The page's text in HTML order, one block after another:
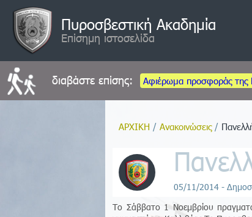
Πυροσβεστική Ακαδημία
Επίσημη ιστοσελίδα
διαβάστε επίσης: Αφιέρωμα προσφοράς
ΑΡΧΙΚΗ / Ανακοινώσεις/
05/11/2014 -
Το Σάββατο 1 Νοεμβρίου